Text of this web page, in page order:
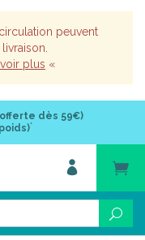
peuvent
plus «
dès 59€)
*